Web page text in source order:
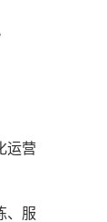
运营
、服